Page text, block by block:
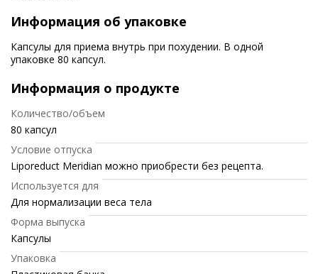
Информация об упаковке
Капсулы для приема внутрь при похудении. В одной
упаковке 80 капсул.
Информация о продукте
Количество/объем
80 капсул
Условие отпуска
Liporeduct Meridian можно приобрести без рецепта.
Используется для
Для нормализации веса тела
Форма выпуска
Капсулы
Упаковка